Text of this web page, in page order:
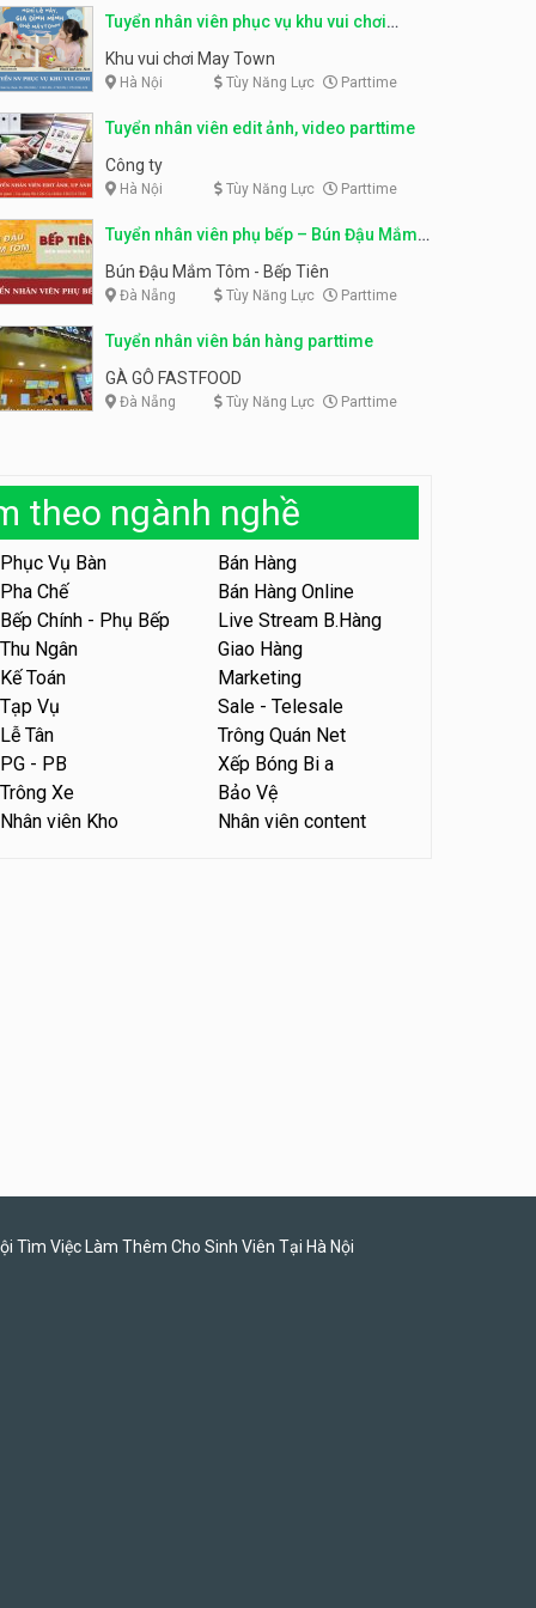
Tuyển nhân viên phụ bếp, tạp
Tuyển nhân viên tiếp thực,
phục vụ bàn
Nhà hàng Phủi Quán
Tuyển nhân viên phục vụ ca
Quán kem dừa
Tuyển nhân viên phụ bếp –
Bún Đậu Mắm Tôm – Bếp
Bún Đậu Mắm Tôm - Bếp Tiên
Tuyển nhân viên phụ quán ăn
– hỗ trợ ăn ở
Quán bánh đa cua
Công ty
Tuyển nhân viên bán hàng
parttime
GÀ GÔ FASTFOOD
Tuyển nhân viên bán hàng
parttime
Húp Tea
Tuyển nhân viên pha chế
tiệm trà sữa
TRÀ SỮA THÁI LAN
Tuyển nhân viên phục vụ khu vui chơi
parttime linh động
Khu vui chơi May Town
Hà Nội Tùy Năng Lực Parttime
Tuyển nhân viên edit ảnh, video parttime
Công ty
Hà Nội Tùy Năng Lực Parttime
Tuyển nhân viên phụ bếp – Bún Đậu Mắm
Tôm – Bếp Tiên
Bún Đậu Mắm Tôm - Bếp Tiên
Đà Nẵng Tùy Năng Lực Parttime
Tuyển nhân viên bán hàng parttime
GÀ GÔ FASTFOOD
Đà Nẵng Tùy Năng Lực Parttime
theo ngành nghề
Phục Vụ Bàn
Bán Hàng
Pha Chế
Bán Hàng Online
Bếp Chính - Phụ Bếp
Live Stream B.Hàng
Thu Ngân
Giao Hàng
Kế Toán
Marketing
Tạp Vụ
Sale - Telesale
Lễ Tân
Trông Quán Net
PG - PB
Xếp Bóng Bi a
Trông Xe
Bảo Vệ
Nhân viên Kho Nhân viên content
Tìm Việc Làm Thêm Cho Sinh Viên Tại Hà Nội